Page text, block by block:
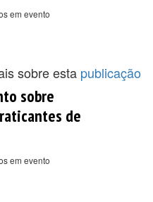
em evento
sobre esta publicação
sobre
de
em evento